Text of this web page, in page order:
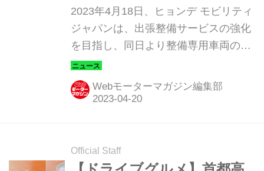
ゃん」を導入
2023年4月18日、ヒョンデ モビリティ
ジャパンは、出張整備サービスの強化
を目指し、同日より整備専用車両の
「モバイルサービスカー（通称：ヒョ
ンデ Qちゃん）」を導入。ヒョンデ カ
スタマー エクスペリエンスセンター横
Webモーターマガジン編集部
Official Staff